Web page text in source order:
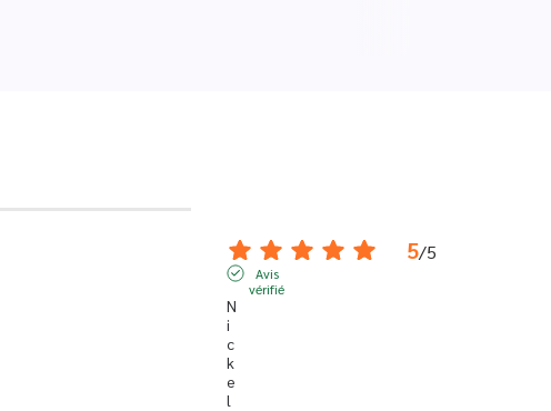
5/5
Avis
vérifié
N
i
c
k
e
l